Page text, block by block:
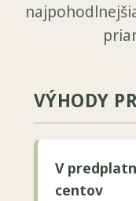
VÝHODY
V
centov